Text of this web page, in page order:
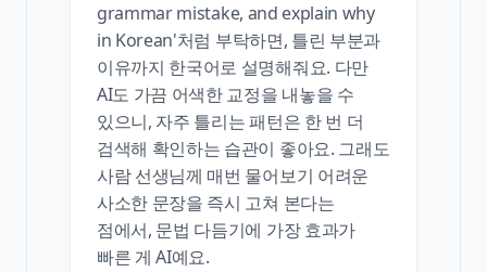
grammar mistake, and explain why
in Korean'처럼 부탁하면, 틀린 부분과
이유까지 한국어로 설명해줘요. 다만
AI도 가끔 어색한 교정을 내놓을 수
있으니, 자주 틀리는 패턴은 한 번 더
검색해 확인하는 습관이 좋아요. 그래도
사람 선생님께 매번 물어보기 어려운
사소한 문장을 즉시 고쳐 본다는
점에서, 문법 다듬기에 가장 효과가
빠른 게 AI예요.